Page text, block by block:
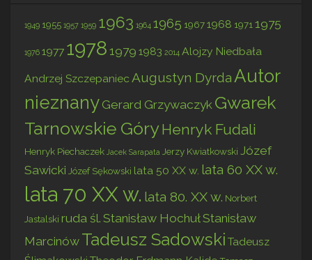
1949 1955 1957 1959 1963 1964 1965 19671968 1971 1975
1976 1977 1978 1979 1983 2014 Alojzy Niedbała
Andrzej Szczepaniec Augustyn Dyrda Autor
nieznany Gerard Grzywaczyk Gwarek
Tarnowskie GóryHenryk Fudali
Henryk Piechaczek Jacek Sarapata Jerzy Kwiatkowski Józef
Sawicki Józef Sękowski lata 50 XX w. lata 60 XX w.
lata 70 XX w. lata 80. XX w. Norbert
Jastalski ruda śl. Stanisław HochułStanisław
Marcinów Tadeusz Sadowski Tadeusz